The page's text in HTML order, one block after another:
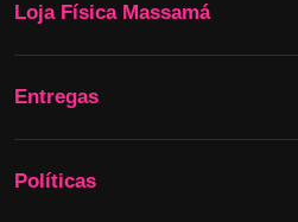
Loja Física Massamá
Entregas
Políticas